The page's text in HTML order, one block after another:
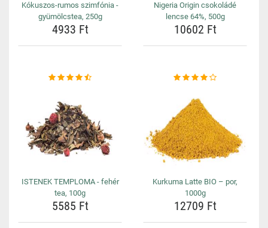
Kókuszos-rumos szimfónia -
gyümölcstea, 250g
4933 Ft
Nigeria Origin csokoládé
lencse 64%, 500g
10602 Ft
ISTENEK TEMPLOMA - fehér
tea, 100g
5585 Ft
Kurkuma Latte BIO – por,
1000g
12709 Ft